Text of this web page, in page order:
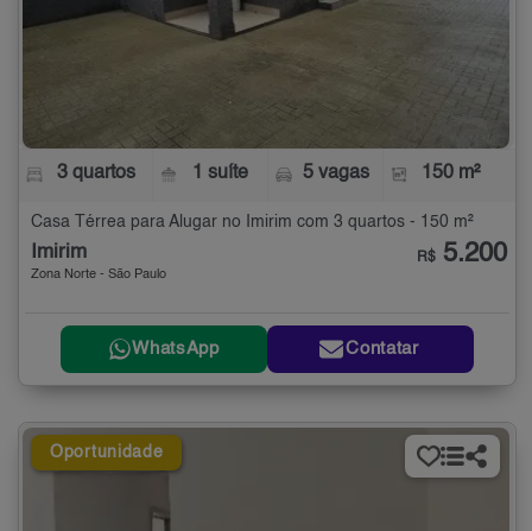
3 quartos 1 suíte 5 vagas 150 m²
Casa Térrea para Alugar no Imirim com 3 quartos - 150 m²
Imirim
Zona Norte - São Paulo
R$ 5.200
WhatsApp Contatar
Oportunidade